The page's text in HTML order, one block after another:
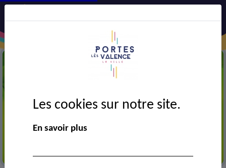
Les cookies sur notre site.
En savoir plus